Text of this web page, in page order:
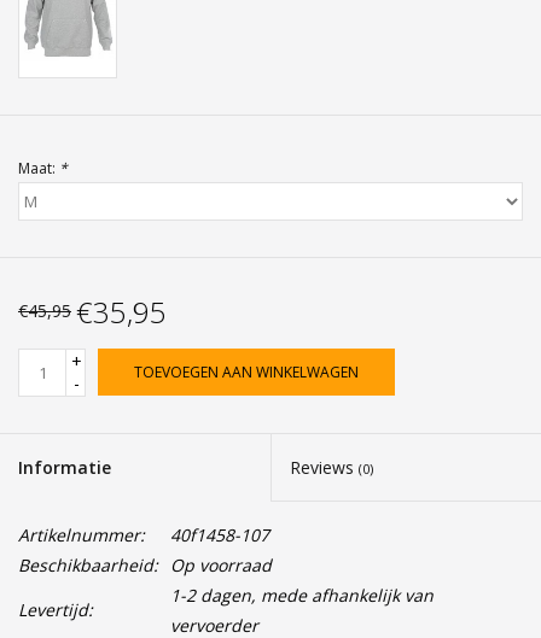
Maat: *
€45,95 €35,95
+
-
TOEVOEGEN AAN WINKELWAGEN
Informatie Reviews (0)
Artikelnummer:
40f1458-107
Beschikbaarheid: Op voorraad
Levertijd:
1-2 dagen, mede afhankelijk van
vervoerder